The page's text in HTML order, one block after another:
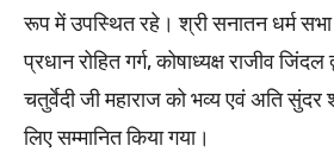
रूप में उपस्थित रहे। श्री सनातन धर्म
प्रधान रोहित गर्ग, कोषाध्यक्ष राजीव जिंदल
चतुर्वेदी जी महाराज को भव्य एवं अति
लिए सम्मानित किया गया।